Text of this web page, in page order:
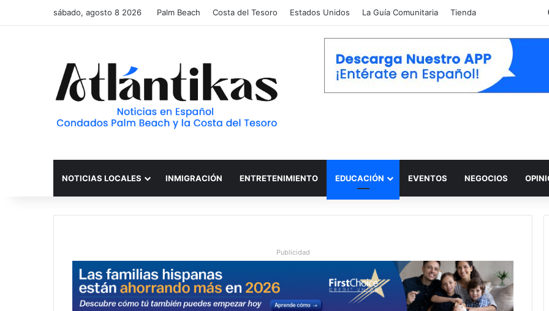
sábado, agosto 8 2026 Palm Beach Costa del Tesoro Estados Unidos La Guía Comunitaria Tienda
NOTICIAS LOCALES INMIGRACIÓN ENTRETENIMIENTO EDUCACIÓN EVENTOS NEGOCIOS
Publicidad